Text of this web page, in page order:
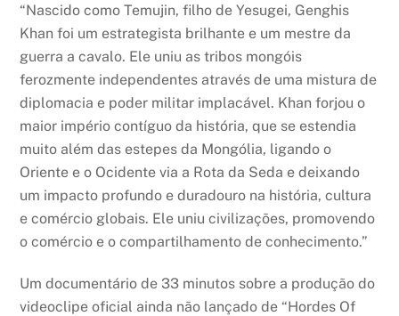
“Nascido como Temujin, filho de Yesugei, Genghis
Khan foi um estrategista brilhante e um mestre da
guerra a cavalo. Ele uniu as tribos mongóis
ferozmente independentes através de uma mistura de
diplomacia e poder militar implacável. Khan forjou o
maior império contíguo da história, que se estendia
muito além das estepes da Mongólia, ligando o
Oriente e o Ocidente via a Rota da Seda e deixando
um impacto profundo e duradouro na história, cultura
e comércio globais. Ele uniu civilizações, promovendo
o comércio e o compartilhamento de conhecimento.”
Um documentário de 33 minutos sobre a produção do
videoclipe oficial ainda não lançado de “Hordes Of